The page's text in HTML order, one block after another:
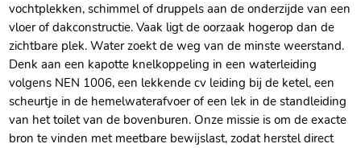
vochtplekken, schimmel of druppels aan de onderzijde van een
vloer of dakconstructie.​ Vaak ligt de oorzaak hogerop dan de
zichtbare plek.​ Water zoekt de weg van de minste weerstand.​
Denk aan een kapotte knelkoppeling in een waterleiding
volgens NEN 1006, een lekkende cv leiding bij de ketel, een
scheurtje in de hemelwaterafvoer of een lek in de standleiding
van het toilet van de bovenburen.​ Onze missie is om de exacte
bron te vinden met meetbare bewijslast, zodat herstel direct